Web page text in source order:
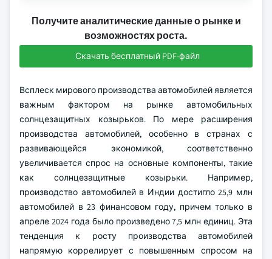
Получите аналитические данные о рынке и
возможностях роста.
Скачать бесплатный PDF-файл
Всплеск мирового производства автомобилей является
важным фактором на рынке автомобильных
солнцезащитных козырьков. По мере расширения
производства автомобилей, особенно в странах с
развивающейся экономикой, соответственно
увеличивается спрос на основные компоненты, такие
как солнцезащитные козырьки. Например,
производство автомобилей в Индии достигло 25,9 млн
автомобилей в 23 финансовом году, причем только в
апреле 2024 года было произведено 7,5 млн единиц. Эта
тенденция к росту производства автомобилей
напрямую коррелирует с повышенным спросом на